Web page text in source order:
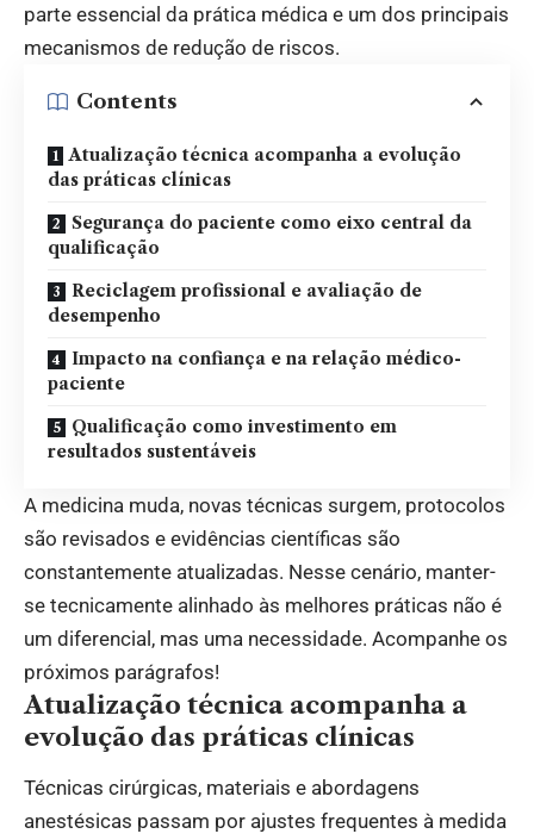
parte essencial da prática médica e um dos principais
mecanismos de redução de riscos.
Contents
Atualização técnica acompanha a evolução
das práticas clínicas
Segurança do paciente como eixo central da
qualificação
Reciclagem profissional e avaliação de
desempenho
Impacto na confiança e na relação médico-
paciente
Qualificação como investimento em
resultados sustentáveis
A medicina muda, novas técnicas surgem, protocolos
são revisados e evidências científicas são
constantemente atualizadas. Nesse cenário, manter-
se tecnicamente alinhado às melhores práticas não é
um diferencial, mas uma necessidade. Acompanhe os
próximos parágrafos!
Atualização técnica acompanha a
evolução das práticas clínicas
Técnicas cirúrgicas, materiais e abordagens
anestésicas passam por ajustes frequentes à medida